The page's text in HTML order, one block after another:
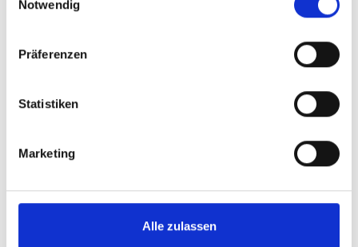
Notwendig
Präferenzen
Statistiken
Marketing
Alle zulassen
Produktnummer:
FH10060M.4